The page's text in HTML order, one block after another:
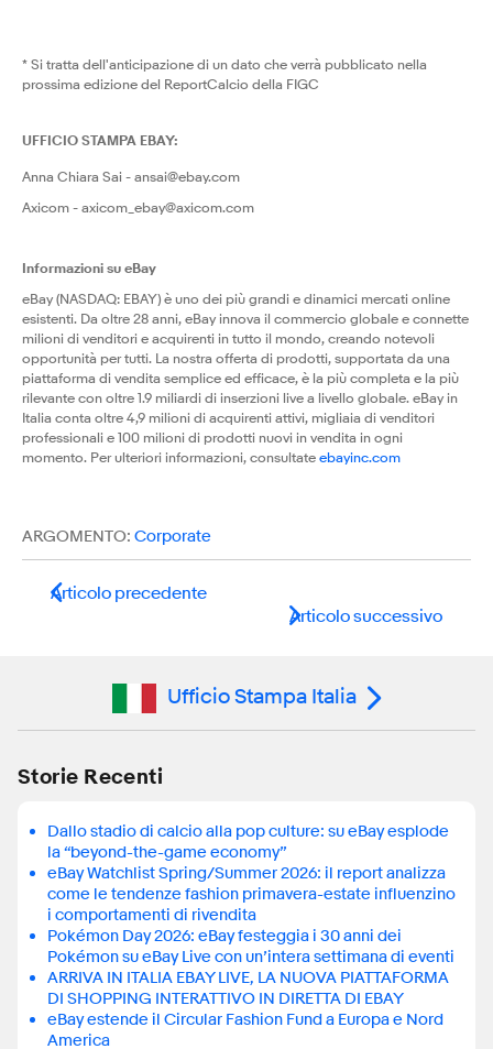
* Si tratta dell'anticipazione di un dato che verrà pubblicato nella
prossima edizione del ReportCalcio della FIGC
UFFICIO STAMPA EBAY:
Anna Chiara Sai - ansai@ebay.com
Axicom - axicom_ebay@axicom.com
Informazioni su eBay
eBay (NASDAQ: EBAY) è uno dei più grandi e dinamici mercati online
esistenti. Da oltre 28 anni, eBay innova il commercio globale e connette
milioni di venditori e acquirenti in tutto il mondo, creando notevoli
opportunità per tutti. La nostra offerta di prodotti, supportata da una
piattaforma di vendita semplice ed efficace, è la più completa e la più
rilevante con oltre 1.9 miliardi di inserzioni live a livello globale. eBay in
Italia conta oltre 4,9 milioni di acquirenti attivi, migliaia di venditori
professionali e 100 milioni di prodotti nuovi in vendita in ogni
momento. Per ulteriori informazioni, consultateebayinc.com
ARGOMENTO: Corporate
Articolo precedente
Articolo successivo
Ufficio Stampa Italia
Storie Recenti
Dallo stadio di calcio alla pop culture: su eBay esplode
la “beyond-the-game economy”
eBay Watchlist Spring/Summer 2026: il report analizza
come le tendenze fashion primavera-estate influenzino
i comportamenti di rivendita
Pokémon Day 2026: eBay festeggia i 30 anni dei
Pokémon su eBay Live con un’intera settimana di eventi
ARRIVA IN ITALIA EBAY LIVE, LA NUOVA PIATTAFORMA
DI SHOPPING INTERATTIVO IN DIRETTA DI EBAY
eBay estende il Circular Fashion Fund a Europa e Nord
America